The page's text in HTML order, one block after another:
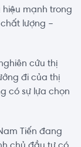
hiệu mạnh trong
lượng –
cứu thị
đi của thị
có sự lựa chọn
Tiến đang